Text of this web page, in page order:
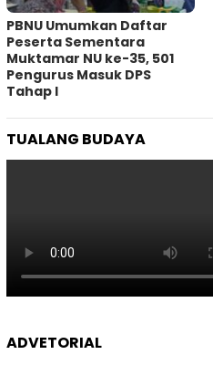
PBNU Umumkan Daftar
Peserta Sementara
Muktamar NU ke-35, 501
Pengurus Masuk DPS
Tahap I
TUALANG BUDAYA
ADVETORIAL